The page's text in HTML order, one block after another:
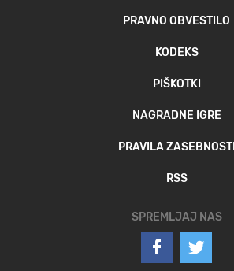
PRAVNO OBVESTILO
KODEKS
PIŠKOTKI
NAGRADNE IGRE
PRAVILA ZASEBNOSTI
RSS
SPREMLJAJ NAS